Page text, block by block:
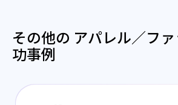
その他の アパレル／フ
功事例